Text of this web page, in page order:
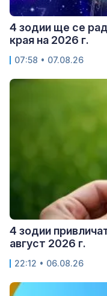
4 зодии ще се
края на 2026 г.
07:58 • 07.08.26
4 зодии
август 2026 г.
22:12 • 06.08.26